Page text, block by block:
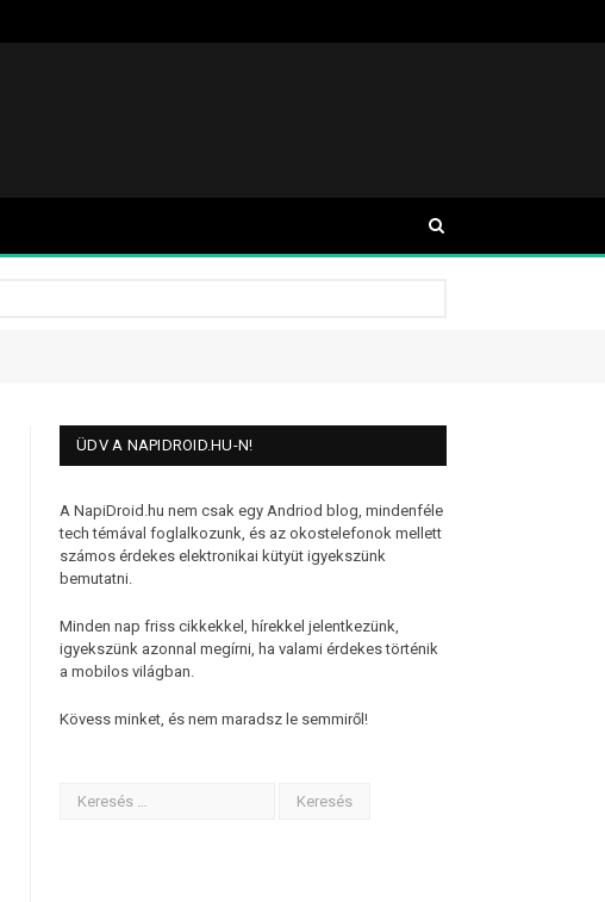
ÜDV A NAPIDROID.HU-N!
A NapiDroid.hu nem csak egy Andriod blog, mindenféle
tech témával foglalkozunk, és az okostelefonok mellett
számos érdekes elektronikai kütyüt igyekszünk
bemutatni.
Minden nap friss cikkekkel, hírekkel jelentkezünk,
igyekszünk azonnal megírni, ha valami érdekes történik
a mobilos világban.
Kövess minket, és nem maradsz le semmiről!